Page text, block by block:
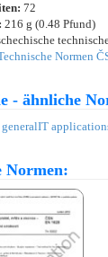
72
216 g (0.48 Pfund)
Normen
- ähnliche
IT
Normen: